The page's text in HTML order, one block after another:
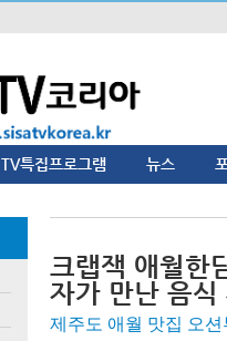
TV특집프로그램 뉴스
크랩잭 애월한
자가 만난 음
제주도 애월 맛집 오